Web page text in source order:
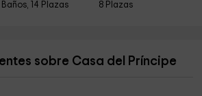
Baños, 14 Plazas
8 Plazas
sobre Casa del Príncipe